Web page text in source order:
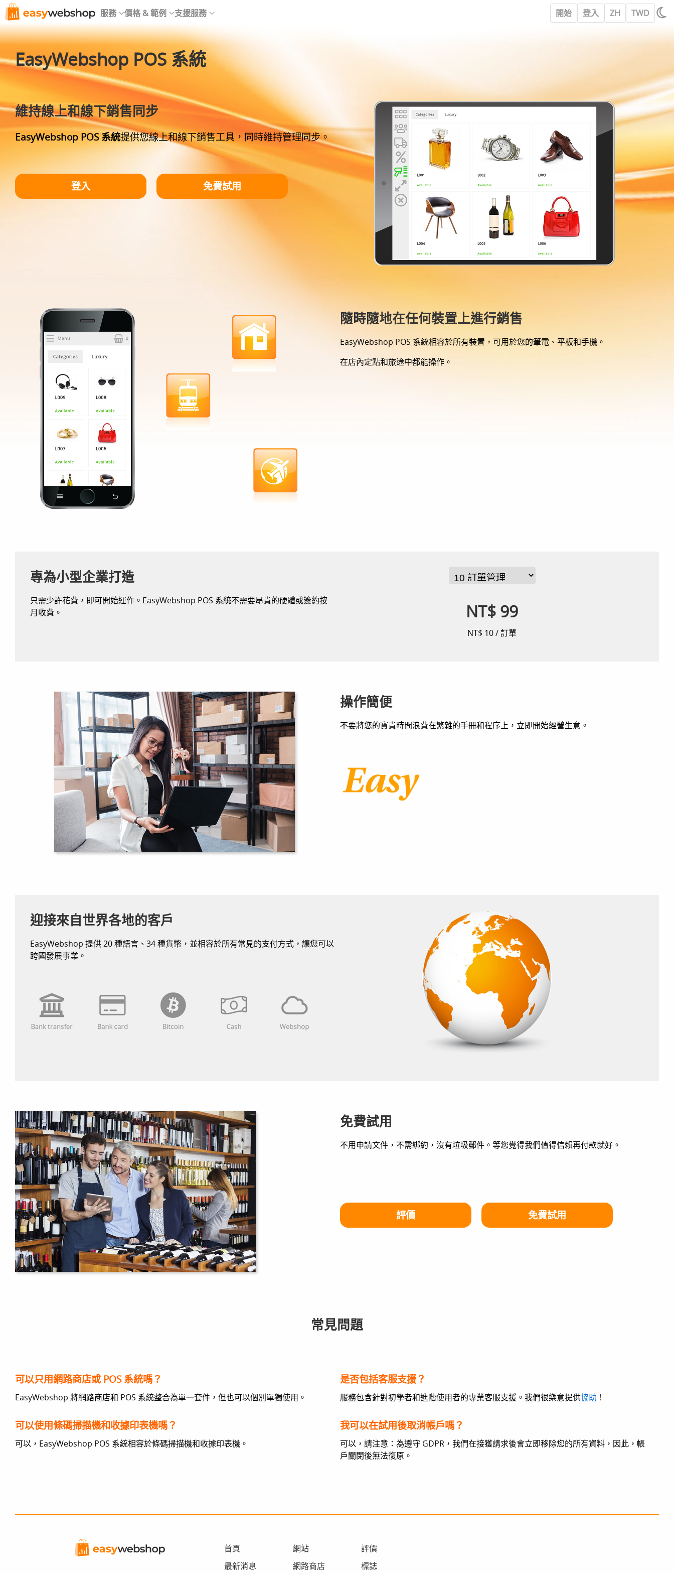
服務 價格 & 範例 支援服務 開始 登入 ZH TWD
EasyWebshop POS 系統
維持線上和線下銷售同步
EasyWebshop POS 系統提供您線上和線下銷售工具，同時維持管理同步。
登入 免費試用
隨時隨地在任何裝置上進行銷售
EasyWebshop POS 系統相容於所有裝置，可用於您的筆電、平板和手機。
在店內定點和旅途中都能操作。
專為小型企業打造
只需少許花費，即可開始運作。EasyWebshop POS 系統不需要昂貴的硬體或簽約按
月收費。
NT$ 99
NT$ 10 / 訂單
操作簡便
不要將您的寶貴時間浪費在繁雜的手冊和程序上，立即開始經營生意。
迎接來自世界各地的客戶
EasyWebshop 提供 20 種語言、34 種貨幣，並相容於所有常見的支付方式，讓您可以
跨國發展事業。
免費試用
不用申請文件，不需綁約，沒有垃圾郵件。等您覺得我們值得信賴再付款就好。
評價 免費試用
常見問題
可以只用網路商店或 POS 系統嗎？
EasyWebshop 將網路商店和 POS 系統整合為單一套件，但也可以個別單獨使用。
可以使用條碼掃描機和收據印表機嗎？
可以，EasyWebshop POS 系統相容於條碼掃描機和收據印表機。
是否包括客服支援？
服務包含針對初學者和進階使用者的專業客服支援。我們很樂意提供協助 ！
我可以在試用後取消帳戶嗎？
可以，請注意：為遵守 GDPR，我們在接獲請求後會立即移除您的所有資料，因此，帳
戶關閉後無法復原。
首頁
最新消息
網站
網路商店
評價
標誌